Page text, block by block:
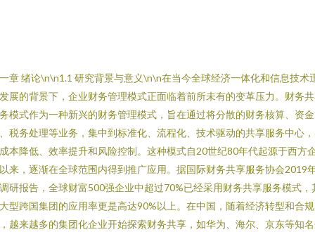
章 绪论\n\n1.1 研究背景与意义\n\n在当今全球经济一体化和信息技术
展的背景下，企业财务管理模式正面临着前所未有的变革压力。财务
模式作为一种新兴的财务管理模式，旨在通过将分散的财务核算、资
税务处理等业务，集中到标准化、流程化、技术驱动的共享服务中心
本降低、效率提升和风险控制。这种模式自20世纪80年代起源于西方
来，逐渐在全球范围内得到推广应用。据国际财务共享服务协会2019
研报告，全球财富500强企业中超过70%已经采用财务共享服务模式，
型跨国集团的应用率更是高达90%以上。在中国，随着经济转型和合
越来越多的集团化企业开始探索财务共享，如华为、海尔、京东等知